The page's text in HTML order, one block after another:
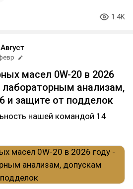
1.4K
масел 0W-20 в 2026
лабораторным анализам,
и защите от подделок
нашей командой 14